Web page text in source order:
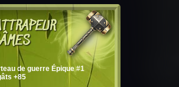
de guerre Épique #1
+85